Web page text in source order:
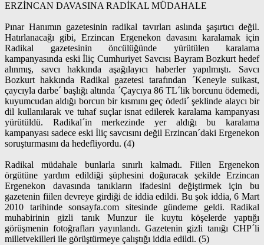
ERZİNCAN DAVASINA RADİKAL MÜDAHALE
Pınar Hanımın gazetesinin radikal tavırları aslında şaşırtıcı değil.
Hatırlanacağı gibi, Erzincan Ergenekon davasını karalamak için
Radikal gazetesinin öncülüğünde yürütülen karalama
kampanyasında eski İliç Cumhuriyet Savcısı Bayram Bozkurt hedef
alınmış, savcı hakkında aşağılayıcı haberler yapılmıştı. Savcı
Bozkurt hakkında Radikal gazetesi tarafından ´Keneyle suikast,
çaycıyla darbe´ başlığı altında ´Çaycıya 86 TL´lik borcunu ödemedi,
kuyumcudan aldığı borcun bir kısmını geç ödedi´ şeklinde alaycı bir
dil kullanılarak ve tuhaf suçlar isnat edilerek karalama kampanyası
yürütüldü. Radikal´in merkezinde yer aldığı bu karalama
kampanyası sadece eski İliç savcısını değil Erzincan´daki Ergenekon
soruşturmasını da hedefliyordu. (4)
Radikal müdahale bunlarla sınırlı kalmadı. Fiilen Ergenekon
örgütüne yardım edildiği şüphesini doğuracak şekilde Erzincan
Ergenekon davasında tanıkların ifadesini değiştirmek için bu
gazetenin fiilen devreye girdiği de iddia edildi. Bu şok iddia, 6 Mart
2010 tarihinde sonsayfa.com sitesinde gündeme geldi. Radikal
muhabirinin gizli tanık Munzur ile kuytu köşelerde yaptığı
görüşmenin fotoğrafları yayınlandı. Gazetenin gizli tanığı CHP´li
milletvekilleri ile görüştürmeye çalıştığı iddia edildi. (5)